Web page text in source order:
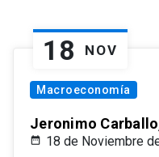
18 NOV
Macroeconomía
Jeronimo
18 de Noviembre